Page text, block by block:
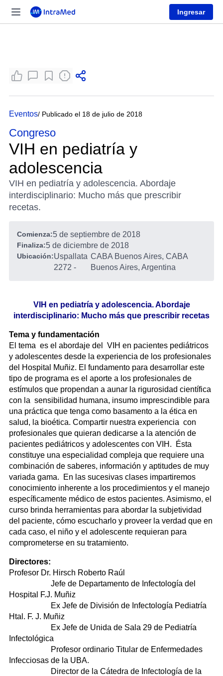
Ingresar
Eventos/ Publicado el 18 de julio de 2018
Congreso
VIH en pediatría y
adolescencia
VIH en pediatría y adolescencia. Abordaje
interdisciplinario: Mucho más que prescribir
recetas.
Comienza:5 de septiembre de 2018
Finaliza:5 de diciembre de 2018
Ubicación:Uspallata
2272 -
CABA Buenos Aires, CABA
Buenos Aires, Argentina
VIH en pediatría y adolescencia. Abordaje
interdisciplinario: Mucho más que prescribir recetas
Tema y fundamentación
El tema es el abordaje del VIH en pacientes pediátricos
y adolescentes desde la experiencia de los profesionales
del Hospital Muñiz. El fundamento para desarrollar este
tipo de programa es el aporte a los profesionales de
estímulos que propendan a aunar la rigurosidad científica
con la sensibilidad humana, insumo imprescindible para
una práctica que tenga como basamento a la ética en
salud, la bioética. Compartir nuestra experiencia con
profesionales que quieran dedicarse a la atención de
pacientes pediátricos y adolescentes con VIH. Ésta
constituye una especialidad compleja que requiere una
combinación de saberes, información y aptitudes de muy
variada gama. En las sucesivas clases impartiremos
conocimiento inherente a los procedimientos y el manejo
específicamente médico de estos pacientes. Asimismo, el
curso brinda herramientas para abordar la subjetividad
del paciente, cómo escucharlo y proveer la verdad que en
cada caso, el niño y el adolescente requieran para
comprometerse en su tratamiento.
Directores:
Profesor Dr. Hirsch Roberto Raúl
Jefe de Departamento de Infectología del
Hospital F.J. Muñiz
Ex Jefe de División de Infectología Pediatría
Htal. F. J. Muñiz
Ex Jefe de Unida de Sala 29 de Pediatría
Infectológica
Profesor ordinario Titular de Enfermedades
Infecciosas de la UBA.
Director de la Cátedra de Infectología de la